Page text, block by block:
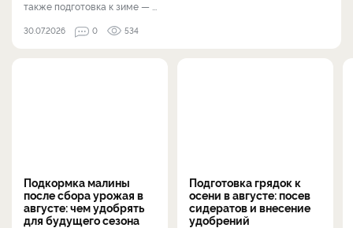
также подготовка к зиме — ...
30.07.2026 0 534
Подкормка малины
после сбора урожая в
августе: чем удобрять
для будущего сезона
Подготовка грядок к
осени в августе: посев
сидератов и внесение
удобрений